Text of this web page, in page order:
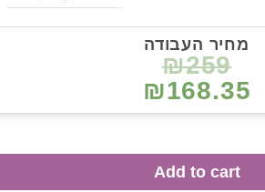
מחיר העבודה
₪259
₪168.35
Add to cart